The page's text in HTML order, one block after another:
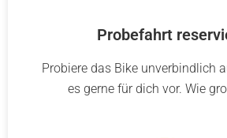
Probefahrt
Probiere das Bike unverbindlich
es gerne für dich vor. Wie